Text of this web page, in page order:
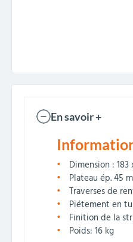
En savoir +
Dimension : 183
Plateau ép. 45
Traverses de
Piétement en
Finition de la
Poids: 16 kg